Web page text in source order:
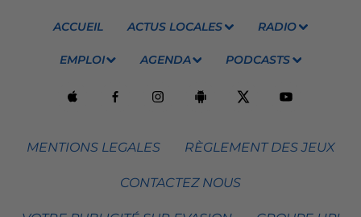
ACCUEIL ACTUS LOCALES RADIO
EMPLOI AGENDA PODCASTS
MENTIONS LEGALES RÈGLEMENT DES JEUX
CONTACTEZ NOUS